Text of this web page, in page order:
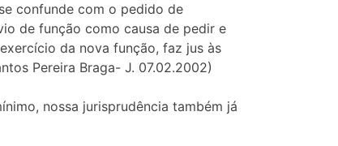
confunde com o pedido de
de função como causa de pedir e
da nova função, faz jus às
Pereira Braga- J. 07.02.2002)
nossa jurisprudência também já